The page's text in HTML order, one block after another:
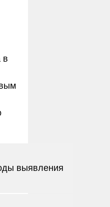
в
выявления